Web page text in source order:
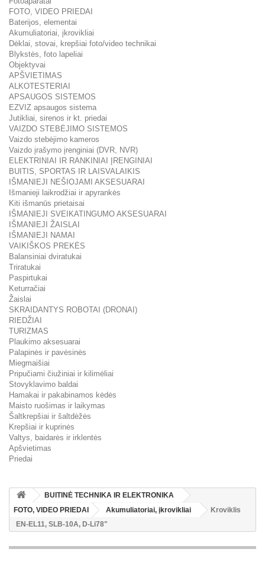
FOTO, VIDEO PRIEDAI
Baterijos, elementai
Akumuliatoriai, įkrovikliai
Dėklai, stovai, krepšiai foto/video technikai
Blykstės, foto lapeliai
Objektyvai
APŠVIETIMAS
ALKOTESTERIAI
APSAUGOS SISTEMOS
EZVIZ apsaugos sistema
Jutikliai, sirenos ir kt. priedai
VAIZDO STEBĖJIMO SISTEMOS
Vaizdo stebėjimo kameros
Vaizdo įrašymo įrenginiai (DVR, NVR)
ELEKTRINIAI IR RANKINIAI ĮRENGINIAI
BUITIS, SPORTAS IR LAISVALAIKIS
IŠMANIEJI NEŠIOJAMI AKSESUARAI
Išmanieji laikrodžiai ir apyrankės
Kiti išmanūs prietaisai
IŠMANIEJI SVEIKATINGUMO AKSESUARAI
IŠMANIEJI ŽAISLAI
IŠMANIEJI NAMAI
VAIKIŠKOS PREKĖS
Balansiniai dviratukai
Triratukai
Paspirtukai
Keturračiai
Žaislai
SKRAIDANTYS ROBOTAI (DRONAI)
RIEDŽIAI
TURIZMAS
Plaukimo aksesuarai
Palapinės ir pavėsinės
Miegmaišiai
Pripučiami čiužiniai ir kilimėliai
Stovyklavimo baldai
Hamakai ir pakabinamos kėdės
Maisto ruošimas ir laikymas
Šaltkrepšiai ir šaltdėžės
Krepšiai ir kuprinės
Valtys, baidarės ir irklentės
Apšvietimas
Priedai
BUITINĖ TECHNIKA IR ELEKTRONIKA
FOTO, VIDEO PRIEDAI
Akumuliatoriai, įkrovikliai
Kroviklis
EN-EL11, SLB-10A, D-Li78"